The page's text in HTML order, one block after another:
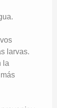
larvas.
la